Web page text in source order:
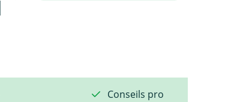
Conseils pro